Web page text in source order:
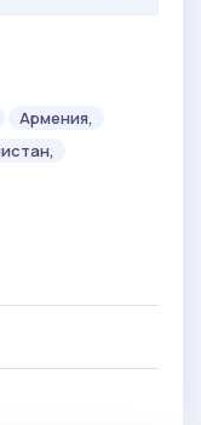
Армения,